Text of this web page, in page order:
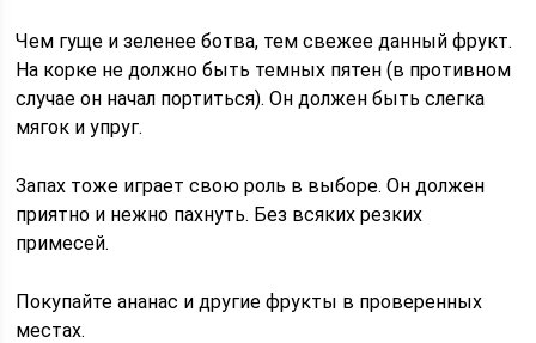
Чем гуще и зеленее ботва, тем свежее данный фрукт.
На корке не должно быть темных пятен (в противном
случае он начал портиться). Он должен быть слегка
мягок и упруг.
Запах тоже играет свою роль в выборе. Он должен
приятно и нежно пахнуть. Без всяких резких
примесей.
Покупайте ананас и другие фрукты в проверенных
местах.